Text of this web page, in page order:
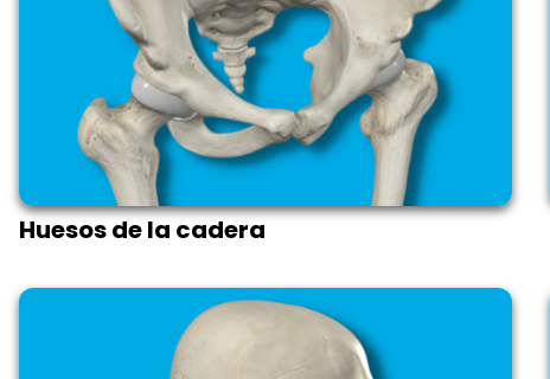
Huesos de la cadera